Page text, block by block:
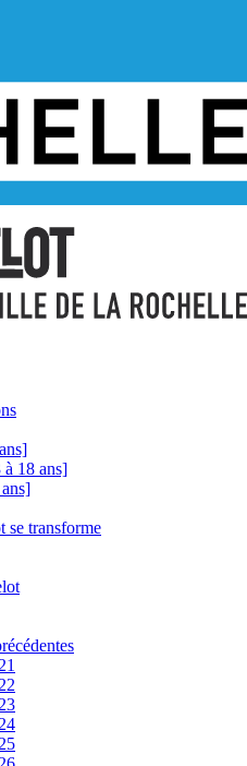
à 18 ans]
se transforme